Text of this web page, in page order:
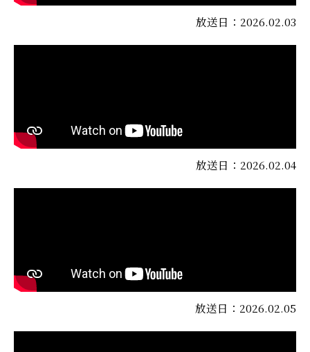
放送日：2026.02.03
放送日：2026.02.04
放送日：2026.02.05